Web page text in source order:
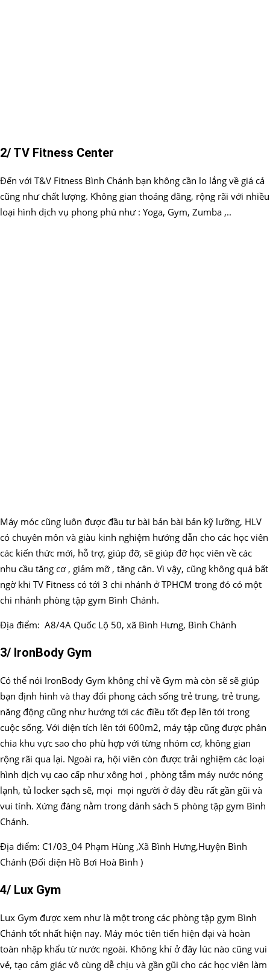
2/ TV Fitness Center
Đến với T&V Fitness Bình Chánh bạn không cần lo lắng về giá cả
cũng như chất lượng. Không gian thoáng đãng, rộng rãi với nhiều
loại hình dịch vụ phong phú như : Yoga, Gym, Zumba ,..
Máy móc cũng luôn được đầu tư bài bản bài bản kỹ lưỡng, HLV
có chuyên môn và giàu kinh nghiệm hướng dẫn cho các học viên
các kiến thức mới, hỗ trợ, giúp đỡ, sẽ giúp đỡ học viên về các
nhu cầu tăng cơ , giảm mỡ , tăng cân. Vì vậy, cũng không quá bất
ngờ khi TV Fitness có tới 3 chi nhánh ở TPHCM trong đó có một
chi nhánh phòng tập gym Bình Chánh.
Địa điểm: A8/4A Quốc Lộ 50, xã Bình Hưng, Bình Chánh
3/ IronBody Gym
Có thể nói IronBody Gym không chỉ về Gym mà còn sẽ sẽ giúp
bạn định hình và thay đổi phong cách sống trẻ trung, trẻ trung,
năng động cũng như hướng tới các điều tốt đẹp lên tới trong
cuộc sống. Với diện tích lên tới 600m2, máy tập cũng được phân
chia khu vực sao cho phù hợp với từng nhóm cơ, không gian
rộng rãi qua lại. Ngoài ra, hội viên còn được trải nghiệm các loại
hình dịch vụ cao cấp như xông hơi , phòng tắm máy nước nóng
lạnh, tủ locker sạch sẽ, mọi mọi người ở đây đều rất gần gũi và
vui tính. Xứng đáng nằm trong dánh sách 5 phòng tập gym Bình
Chánh.
Địa điểm: C1/03_04 Phạm Hùng ,Xã Bình Hưng,Huyện Bình
Chánh (Đối diện Hồ Bơi Hoà Bình )
4/ Lux Gym
Lux Gym được xem như là một trong các phòng tập gym Bình
Chánh tốt nhất hiện nay. Máy móc tiên tiến hiện đại và hoàn
toàn nhập khẩu từ nước ngoài. Không khí ở đây lúc nào cũng vui
vẻ, tạo cảm giác vô cùng dễ chịu và gần gũi cho các học viên làm